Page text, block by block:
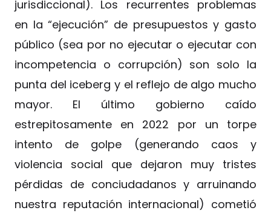
jurisdiccional). Los recurrentes problemas
en la “ejecución” de presupuestos y gasto
público (sea por no ejecutar o ejecutar con
incompetencia o corrupción) son solo la
punta del iceberg y el reflejo de algo mucho
mayor. El último gobierno caído
estrepitosamente en 2022 por un torpe
intento de golpe (generando caos y
violencia social que dejaron muy tristes
pérdidas de conciudadanos y arruinando
nuestra reputación internacional) cometió